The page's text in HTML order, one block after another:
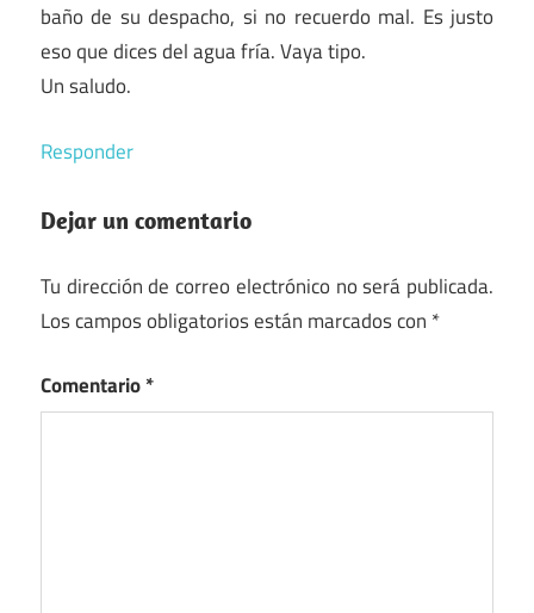
baño de su despacho, si no recuerdo mal. Es justo
eso que dices del agua fría. Vaya tipo.
Un saludo.
Responder
Dejar un comentario
Tu dirección de correo electrónico no será publicada.
Los campos obligatorios están marcados con *
Comentario*